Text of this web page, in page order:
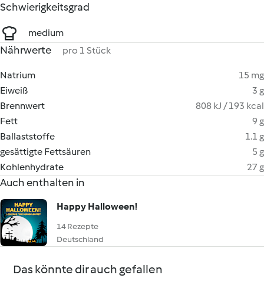
Schwierigkeitsgrad
medium
Nährwerte pro 1 Stück
Natrium
15 mg
Eiweiß
3 g
Brennwert
808 kJ / 193 kcal
Fett
9 g
Ballaststoffe
1.1 g
gesättigte Fettsäuren
5 g
Kohlenhydrate
27 g
Auch enthalten in
Happy Halloween!
14 Rezepte
Deutschland
Das könnte dir auch gefallen